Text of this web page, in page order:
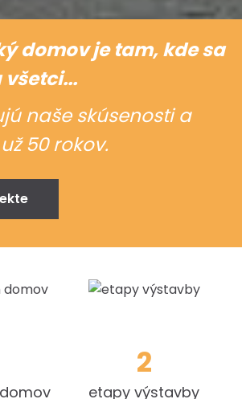
2
etapy výstavby
domov je tam, kde sa
naše skúsenosti a
50 rokov.